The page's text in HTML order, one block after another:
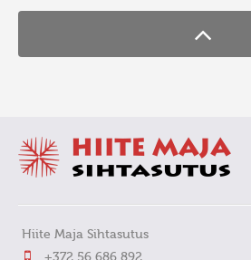
Hiite Maja Sihtasutus